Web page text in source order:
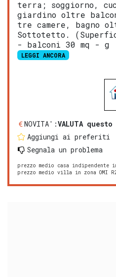
terra; soggiorno,
giardino oltre
tre camere, bagno
Sottotetto.
- balconi 30 mq - g
LEGGI ANCORA
NOVITA':VALUTA
Aggiungi ai preferiti
Segnala un problema
prezzo medio casa indipendente
prezzo medio villa in zona OMI